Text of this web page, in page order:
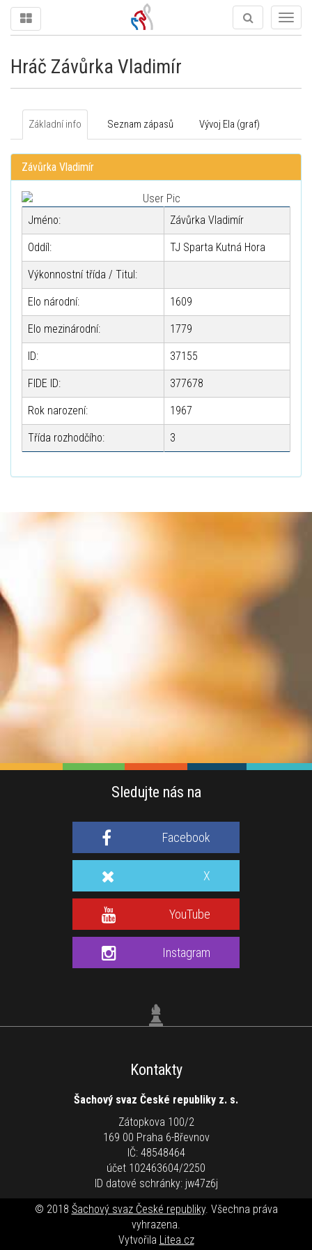
Hráč Závůrka Vladimír
Základní info Seznam zápasů Vývoj Ela (graf)
Závůrka Vladimír
Jméno: Závůrka Vladimír
Oddíl: TJ Sparta Kutná Hora
Výkonnostní třída / Titul:
Elo národní: 1609
Elo mezinárodní: 1779
ID: 37155
FIDE ID: 377678
Rok narození: 1967
Třída rozhodčího: 3
Sledujte nás na
Facebook
X
YouTube
Instagram
Kontakty
Šachový svaz České republiky z. s.
Zátopkova 100/2
169 00 Praha 6-Břevnov
IČ: 48548464
účet 102463604/2250
ID datové schránky: jw47z6j
© 2018 Šachový svaz České republiky. Všechna práva
vyhrazena.
Vytvořila Litea.cz